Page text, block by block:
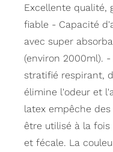
Excellente qualité,
fiable - Capacité
avec super
(environ 2000ml).
stratifié respirant,
élimine l'odeur et
latex empêche
être utilisé à la
et fécale. La